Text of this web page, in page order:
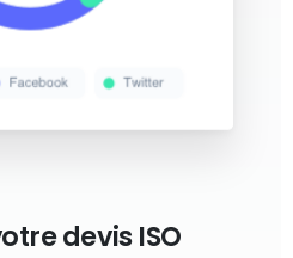
devis ISO